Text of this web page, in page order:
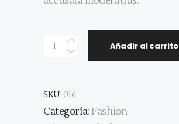
Quantity Añadir al carrito
SKU: 016
Categoría:Fashion